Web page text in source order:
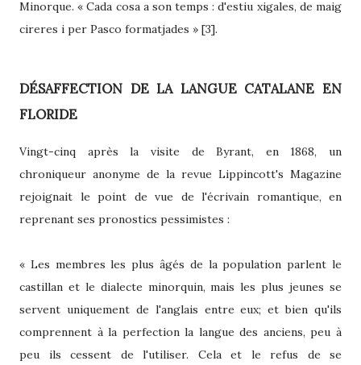
Minorque. « Cada cosa a son temps : d'estiu xigales, de maig
cireres i per Pasco formatjades » [3].
DÉSAFFECTION DE LA LANGUE CATALANE EN
FLORIDE
Vingt-cinq après la visite de Byrant, en 1868, un
chroniqueur anonyme de la revue Lippincott's Magazine
rejoignait le point de vue de l'écrivain romantique, en
reprenant ses pronostics pessimistes :
« Les membres les plus âgés de la population parlent le
castillan et le dialecte minorquin, mais les plus jeunes se
servent uniquement de l'anglais entre eux; et bien qu'ils
comprennent à la perfection la langue des anciens, peu à
peu ils cessent de l'utiliser. Cela et le refus de se